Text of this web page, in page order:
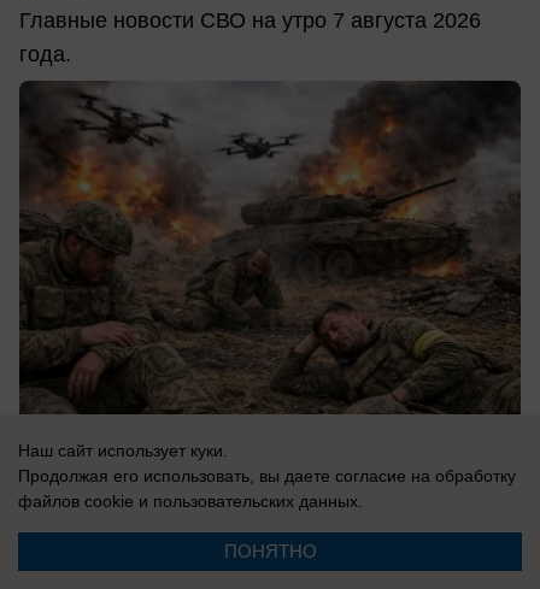
Главные новости СВО на утро 7 августа 2026
года.
07.08.2026 0
Наш сайт использует куки.
Продолжая его использовать, вы даете согласие на обработку
файлов cookie и пользовательских данных.
ПОНЯТНО